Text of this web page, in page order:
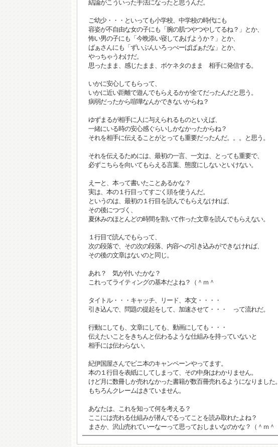
結論がこういった手法になったと思うんだ。
ご幼少・・・といっても小学校、中学校の時代にも
容姿が不自由な女の子にも「腕の肌つやつやしてるね？」とか、
怖い男の子にも「今晩添い寝してあげようか？」とか、
ばぁさんにも「ずいぶんいろっぺーばばぁだな」とか、
やっちゃうわけだ。
思ったまま、感じたまま、ボケネタのまま 相手に発信する。
いかに安心してもらって、
いかに近い距離で遊んでもらえるかが全てだったんだと思う。
病弱だったから喧嘩なんかできないからね？
ゆずまるが相手に人に与えられるものといえば、
一緒にいる時の安心感ぐらいしかなかったからね？
それを相手に伝えることがとっても重要だったんだ。。。と思う。
それを伝えるためには、最初の一言、一文は、とっても重要で、
必ずこちらを向いてもらえる言葉、態度にしないといけない。
えーと、本って書いたことあるかな？
実は、本の１行目ってすごく頭を使うんだ。
というのは、最初の１行目を読んでもらえなければ、
その後につづく、
夏休みのほとんどの時間を割いて作った文章を読んでもらえない。
１行目で読んでもらって、
次の段落で、その次の段落、内容への引き込みができなければ、
その後の文章はないのと同じ。
あれ？ 気が付いたかな？
これってライティングの基本だよね？（＾ｍ＾
タイトル・・・キャッチ、リード、本文・・・・
引き込んで、問題の提起をして、加速させて・・・ って流れだ。
行動にしても、文章にしても、動画にしても・・・
伝えたいことをきちんと伝わるような仕組みを持っていないと
相手には伝わらない。
紀伊国屋さんでビニ本のキャンペーンやってます。
本の１行目を表紙にしてしまって、その中身はわかりません。
けど月に数冊しか売れなかった書籍が数百冊売れるようになりました。
もちろんクレームはきていません。
あなたは、これを知って何を考える？
ここには売れる仕組みが潜んでるってことを読み取れたよね？
まさか、沢山売れていーなーって思っておしまいなのかな？（＾ｍ＾